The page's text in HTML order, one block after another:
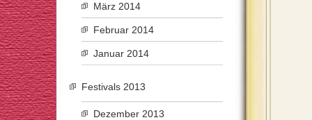
März 2014
Februar 2014
Januar 2014
Festivals 2013
Dezember 2013